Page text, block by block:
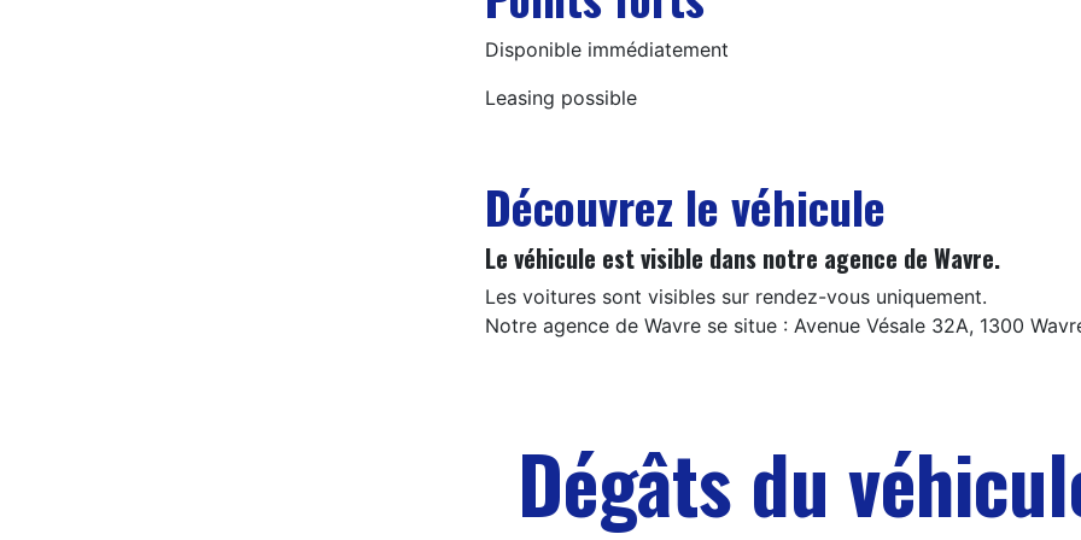
Disponible immédiatement
Leasing possible
Découvrez le véhicule
Le véhicule est visible dans notre agence de Wavre.
Les voitures sont visibles sur rendez-vous uniquement.
Notre agence de Wavre se situe : Avenue Vésale 32A, 1300
Dégâts du